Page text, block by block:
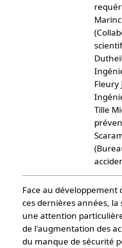
Fleury
Tille
Face au développement
ces dernières années,
une attention
de l'augmentation des
du manque de sécurité